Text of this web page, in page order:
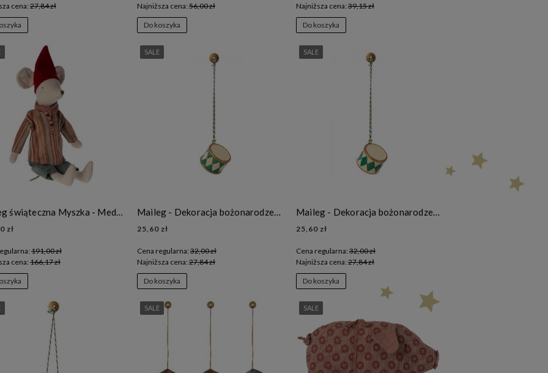
cena: 27,84 zł
Najniższa cena: 56,00 zł
Do koszyka
Najniższa cena: 39,15 zł
Do koszyka
Maileg świąteczna Myszka - Medium Christmas mouse - Boy
zł
191,00 zł
cena: 166,17 zł
Maileg - Dekoracja bożonarodzeniowa - Zawieszka choinkowa – Small drum-Dark green
25,60 zł
Cena regularna: 32,00 zł
Najniższa cena: 27,84 zł
Do koszyka
SALE
Maileg - Dekoracja bożonarodzeniowa - Zawieszka choinkowa – Small drum-Dark green/ cream
25,60 zł
Cena regularna: 32,00 zł
Najniższa cena: 27,84 zł
Do koszyka
SALE
SALE SALE